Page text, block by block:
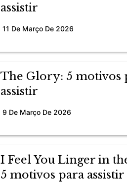
assistir
11 De Março De 2026
The Glory: 5 motivos
assistir
9 De Março De 2026
I Feel You Linger in
5 motivos para assistir